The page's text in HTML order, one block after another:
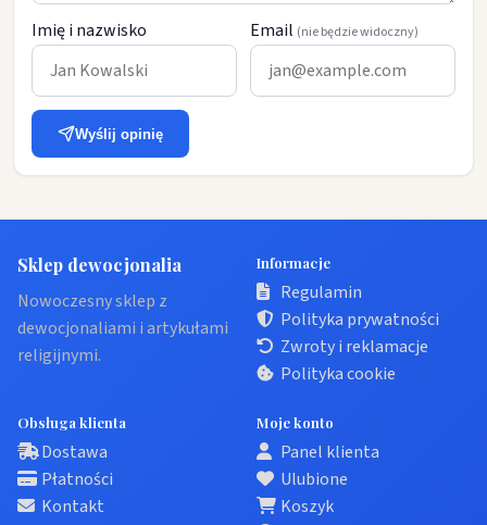
Imię i nazwisko Email (nie będzie widoczny)
Wyślij opinię
Sklep dewocjonalia
Nowoczesny sklep z
dewocjonaliami i artykułami
religijnymi.
Informacje
Regulamin
Polityka prywatności
Zwroty i reklamacje
Polityka cookie
Obsługa klienta
Dostawa
Płatności
Kontakt
Moje konto
Panel klienta
Ulubione
Koszyk